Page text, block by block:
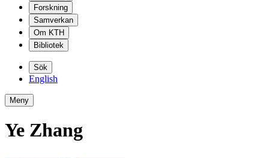
Forskning
Samverkan
Om KTH
Bibliotek
Sök
English
Meny
Ye Zhang